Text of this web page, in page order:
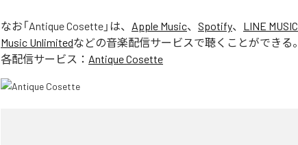
なお「Antique Cosette 」は、 Apple Music、 Spotify、 LINE MUSIC
Music Unlimitedなどの音楽配信サービスで聴くことができる。
各配信サービス： Antique Cosette